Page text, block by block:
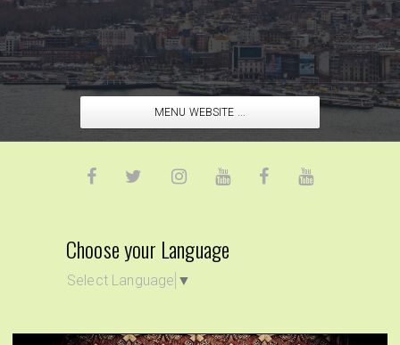
MENU WEBSITE ...
Choose your Language
Select Language ▼